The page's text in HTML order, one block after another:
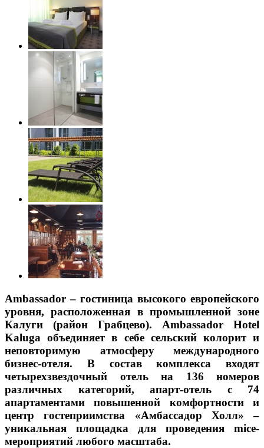
Ambassador – гостиница высокого европейского
уровня, расположенная в промышленной зоне
Калуги (район Грабцево). Ambassador Hotel
Kaluga объединяет в себе сельский колорит и
неповторимую атмосферу международного
бизнес-отеля. В состав комплекса входят
четырехзвездочный отель на 136 номеров
различных категорий, апарт-отель с 74
апартаментами повышенной комфортности и
центр гостеприимства «Амбассадор Холл» –
уникальная площадка для проведения mice-
мероприятий любого масштаба.